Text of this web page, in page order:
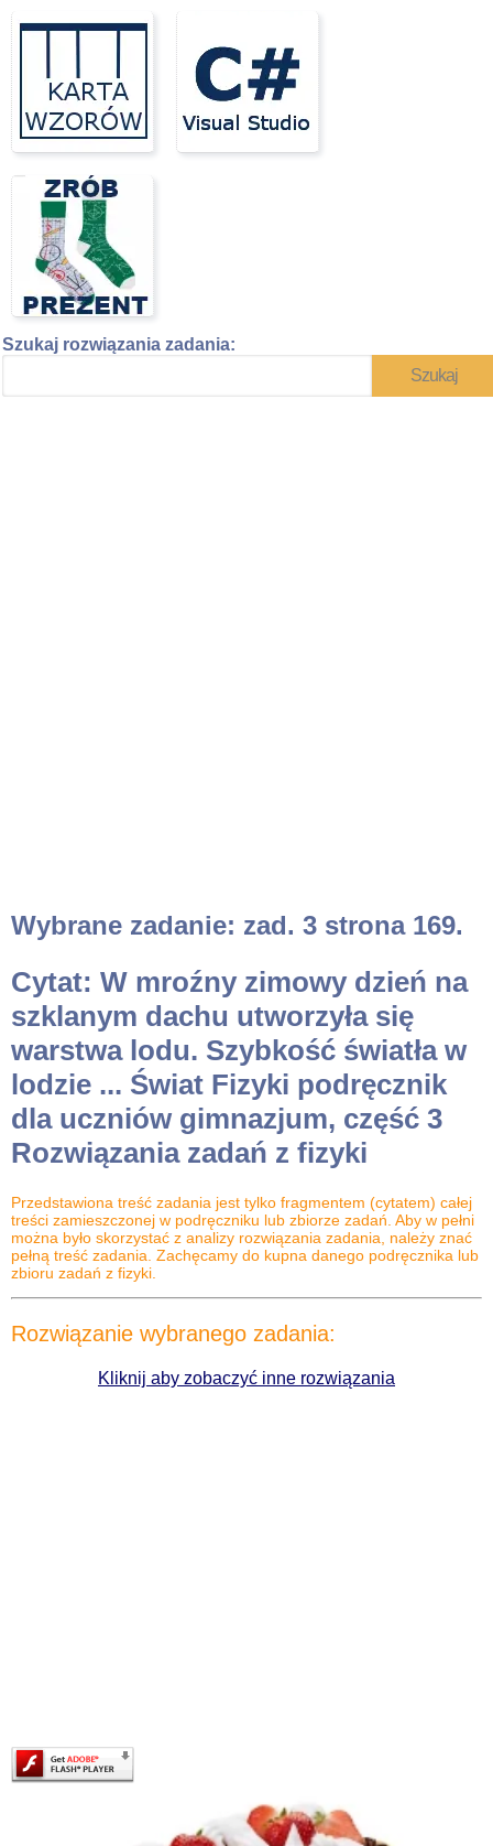
Szukaj rozwiązania zadania:
Wybrane zadanie: zad. 3 strona 169.
Cytat: W mroźny zimowy dzień na
szklanym dachu utworzyła się
warstwa lodu. Szybkość światła w
lodzie ... Świat Fizyki podręcznik
dla uczniów gimnazjum, część 3
Rozwiązania zadań z fizyki
Przedstawiona treść zadania jest tylko fragmentem (cytatem) całej
treści zamieszczonej w podręczniku lub zbiorze zadań. Aby w pełni
można było skorzystać z analizy rozwiązania zadania, należy znać
pełną treść zadania. Zachęcamy do kupna danego podręcznika lub
zbioru zadań z fizyki.
Rozwiązanie wybranego zadania:
Kliknij aby zobaczyć inne rozwiązania